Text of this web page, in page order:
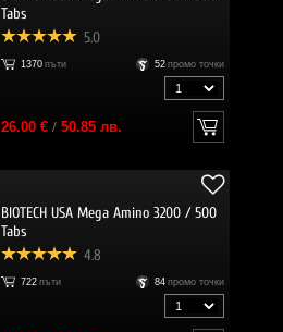
Tabs
5.0
1370 пъти 52 промо точки
26.00 €/ 50.85 лв.
BIOTECH USA Mega Amino 3200 / 500
Tabs
4.8
722 пъти 84 промо точки